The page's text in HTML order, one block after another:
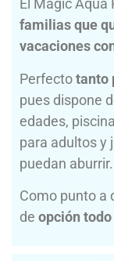
El Magic Aqua
familias que
vacaciones
Perfectotanto
pues dispone
edades,
para adultos y
puedan aburrir.
Como punto a
de opción